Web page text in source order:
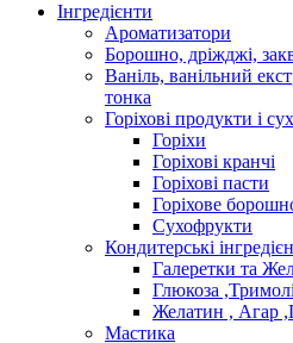
Інгредієнти
Ароматизатори
Борошно, дріжджі,
Ваніль, ванільний
тонка
Горіхові продукти і
Горіхи
Горіхові кранчі
Горіхові пасти
Горіхове
Сухофрукти
Кондитерські
Галеретки та
Глюкоза
Желатин , Агар
Мастика